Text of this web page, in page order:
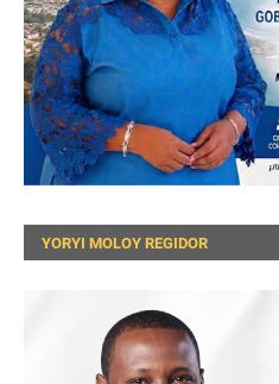
YORYI MOLOY REGIDOR